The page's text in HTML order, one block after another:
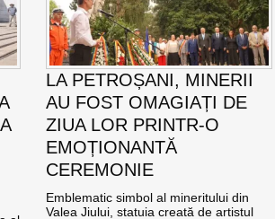
LA PETROȘANI, MINERII
AU FOST OMAGIAȚI DE
ZIUA LOR PRINTR-O
EMOȚIONANTĂ
CEREMONIE
Emblematic simbol al mineritului din
Valea Jiului, statuia creată de artistul